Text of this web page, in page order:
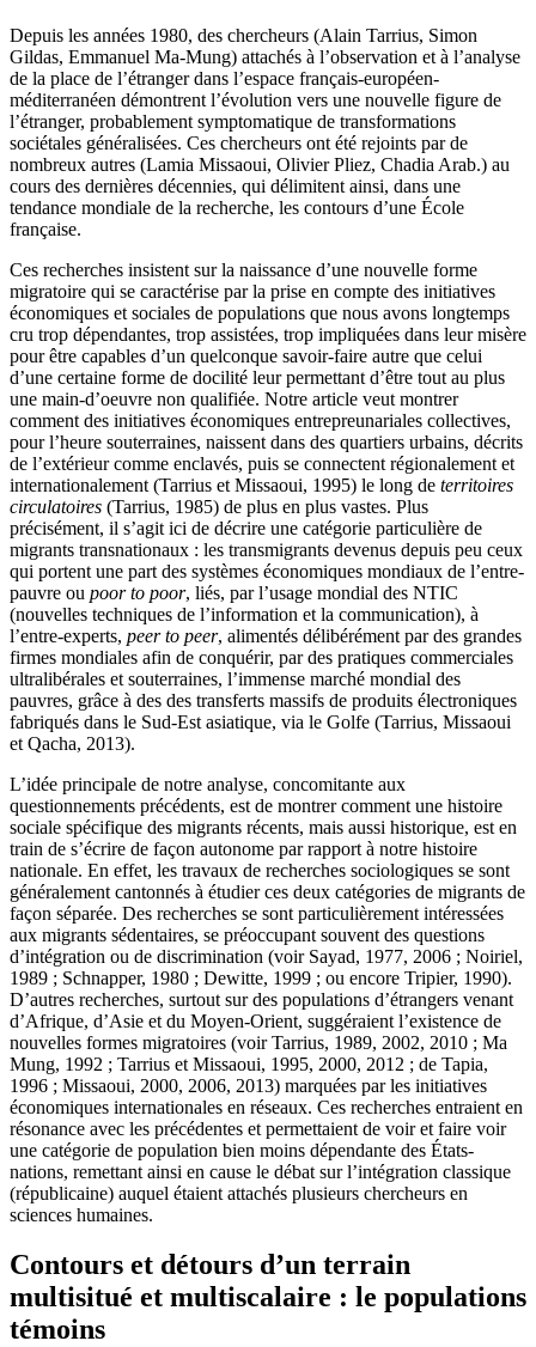
Depuis les années 1980, des chercheurs (Alain Tarrius, Simon
Gildas, Emmanuel Ma-Mung) attachés à l’observation et à l’analyse
de la place de l’étranger dans l’espace français-européen-
méditerranéen démontrent l’évolution vers une nouvelle figure de
l’étranger, probablement symptomatique de transformations
sociétales généralisées. Ces chercheurs ont été rejoints par de
nombreux autres (Lamia Missaoui, Olivier Pliez, Chadia Arab.) au
cours des dernières décennies, qui délimitent ainsi, dans une
tendance mondiale de la recherche, les contours d’une École
française.
Ces recherches insistent sur la naissance d’une nouvelle forme
migratoire qui se caractérise par la prise en compte des initiatives
économiques et sociales de populations que nous avons longtemps
cru trop dépendantes, trop assistées, trop impliquées dans leur misère
pour être capables d’un quelconque savoir-faire autre que celui
d’une certaine forme de docilité leur permettant d’être tout au plus
une main-d’oeuvre non qualifiée. Notre article veut montrer
comment des initiatives économiques entrepreunariales collectives,
pour l’heure souterraines, naissent dans des quartiers urbains, décrits
de l’extérieur comme enclavés, puis se connectent régionalement et
internationalement (Tarrius et Missaoui, 1995) le long de territoires
circulatoires (Tarrius, 1985) de plus en plus vastes. Plus
précisément, il s’agit ici de décrire une catégorie particulière de
migrants transnationaux : les transmigrants devenus depuis peu ceux
qui portent une part des systèmes économiques mondiaux de l’entre-
pauvre ou poor to poor, liés, par l’usage mondial des NTIC
(nouvelles techniques de l’information et la communication), à
l’entre-experts, peer to peer, alimentés délibérément par des grandes
firmes mondiales afin de conquérir, par des pratiques commerciales
ultralibérales et souterraines, l’immense marché mondial des
pauvres, grâce à des des transferts massifs de produits électroniques
fabriqués dans le Sud-Est asiatique, via le Golfe (Tarrius, Missaoui
et Qacha, 2013).
L’idée principale de notre analyse, concomitante aux
questionnements précédents, est de montrer comment une histoire
sociale spécifique des migrants récents, mais aussi historique, est en
train de s’écrire de façon autonome par rapport à notre histoire
nationale. En effet, les travaux de recherches sociologiques se sont
généralement cantonnés à étudier ces deux catégories de migrants de
façon séparée. Des recherches se sont particulièrement intéressées
aux migrants sédentaires, se préoccupant souvent des questions
d’intégration ou de discrimination (voir Sayad, 1977, 2006 ; Noiriel,
1989 ; Schnapper, 1980 ; Dewitte, 1999 ; ou encore Tripier, 1990).
D’autres recherches, surtout sur des populations d’étrangers venant
d’Afrique, d’Asie et du Moyen-Orient, suggéraient l’existence de
nouvelles formes migratoires (voir Tarrius, 1989, 2002, 2010 ; Ma
Mung, 1992 ; Tarrius et Missaoui, 1995, 2000, 2012 ; de Tapia,
1996 ; Missaoui, 2000, 2006, 2013) marquées par les initiatives
économiques internationales en réseaux. Ces recherches entraient en
résonance avec les précédentes et permettaient de voir et faire voir
une catégorie de population bien moins dépendante des États-
nations, remettant ainsi en cause le débat sur l’intégration classique
(républicaine) auquel étaient attachés plusieurs chercheurs en
sciences humaines.
Contours et détours d’un terrain
multisitué et multiscalaire : le populations
témoins